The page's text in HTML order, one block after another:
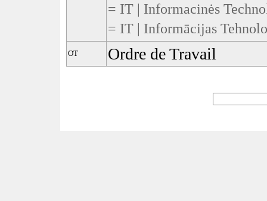
= IT | Informacinės
= IT | Informācijas
OT Ordre de Travail